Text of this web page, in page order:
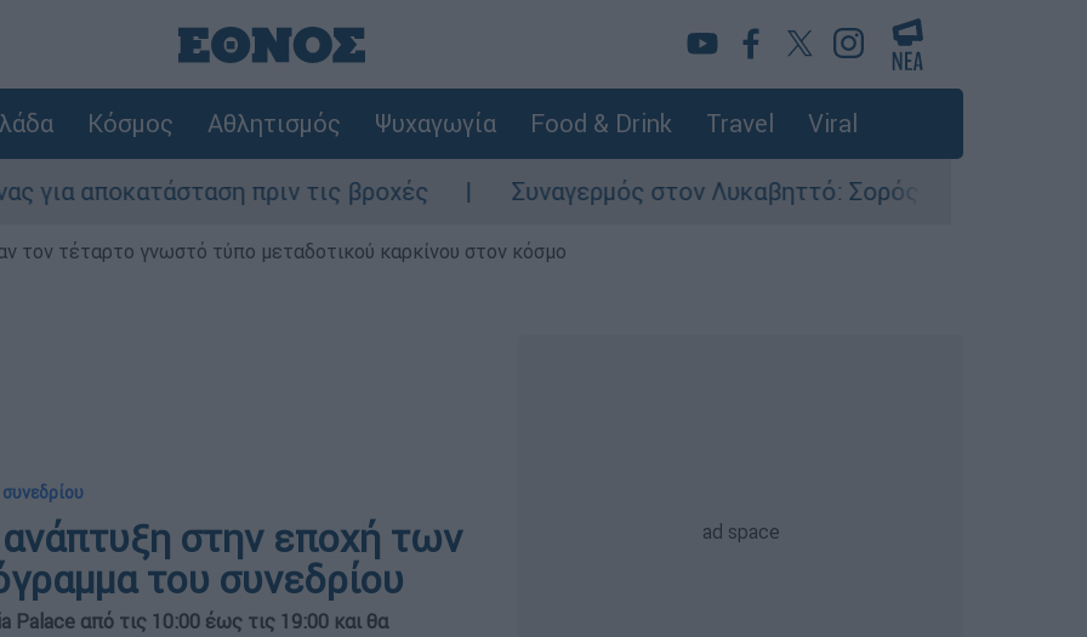
Κόσμος Αθλητισμός Ψυχαγωγία Food & Drink Travel Viral
πριν τις βροχές Συναγερμός στον Λυκαβηττό: Σορός σε προχωρημένη σήψη
τον τέταρτο γνωστό τύπο μεταδοτικού καρκίνου στον κόσμο
στην εποχή των
του συνεδρίου
Palace από τις 10:00 έως τις 19:00 και θα